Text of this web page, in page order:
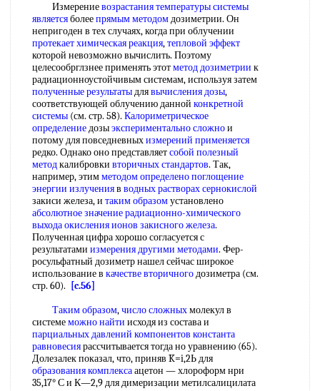
Измерениевозрастания температурысистемы
являетсяболеепрямым методомдозиметрии. Он
непригоден в тех случаях, когда при облучении
протекает химическая реакция,тепловой эффект
которой невозможно вычислить. Поэтому
целесообрглзнее применять этотметод дозиметрии к
радиационноустойчивым системам, используя затем
полученные результатыдлявычисления дозы,
соответствующей облучению данной конкретной
системы (см. стр. 58). Калориметрическое
определениедозыэкспериментально сложнои
потому для повседневныхизмерений применяется
редко. Однако оно представляетсобой полезный
методкалибровки вторичных стандартов. Так,
например, этимметодом определенопоглощение
энергии излученияв водных растворах сернокислой
закиси железа, и таким образомустановлено
абсолютное значениерадиационно-химического
выходаокисления ионов закисного железа.
Полученная цифра хорошо согласуется с
результатами измерения другими методами. Фер-
росульфатный дозиметр нашел сейчас широкое
использование в качестве вторичногодозиметра (см.
стр. 60).
[c.56]
Таким образом,число сложныхмолекул в
системеможно найти исходя из состава и
парциальных давлений компонентов константа
равновесиярассчитывается тогда но уравнению (65).
Долезалек показал, что, приняв K=i,2Ь для
образования комплексаацетон — хлороформ нри
35,17° С и К—2,9 для димеризации метилсалицилата